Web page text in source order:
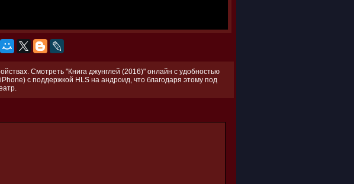
Смотреть "Книга джунглей (2016)" онлайн с удобностью
с поддержкой HLS на андроид, что благодаря этому под